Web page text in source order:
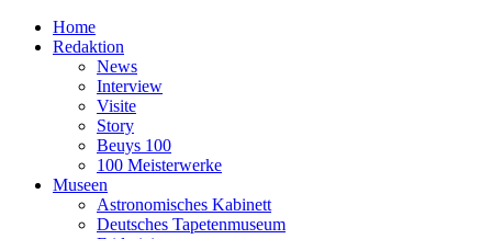
Home
Redaktion
News
Interview
Visite
Story
Beuys 100
100 Meisterwerke
Museen
Astronomisches Kabinett
Deutsches Tapetenmuseum